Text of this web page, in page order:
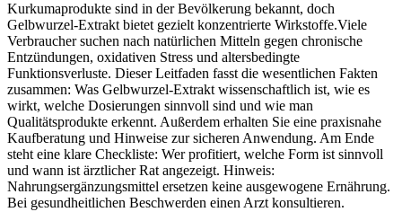
Kurkumaprodukte sind in der Bevölkerung bekannt, doch
Gelbwurzel-Extrakt bietet gezielt konzentrierte Wirkstoffe.Viele
Verbraucher suchen nach natürlichen Mitteln gegen chronische
Entzündungen, oxidativen Stress und altersbedingte
Funktionsverluste. Dieser Leitfaden fasst die wesentlichen Fakten
zusammen: Was Gelbwurzel-Extrakt wissenschaftlich ist, wie es
wirkt, welche Dosierungen sinnvoll sind und wie man
Qualitätsprodukte erkennt. Außerdem erhalten Sie eine praxisnahe
Kaufberatung und Hinweise zur sicheren Anwendung. Am Ende
steht eine klare Checkliste: Wer profitiert, welche Form ist sinnvoll
und wann ist ärztlicher Rat angezeigt. Hinweis:
Nahrungsergänzungsmittel ersetzen keine ausgewogene Ernährung.
Bei gesundheitlichen Beschwerden einen Arzt konsultieren.